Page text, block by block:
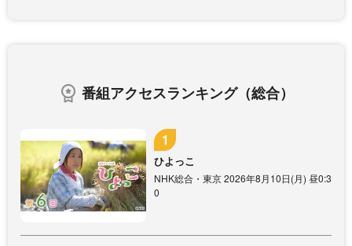
番組アクセスランキング（総合）
ひよっこ
NHK総合・東京 2026年8月10日(月) 昼0:3
0